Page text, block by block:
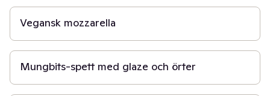
Vegansk mozzarella
20 min
Mungbits-spett med glaze och örter
45 min